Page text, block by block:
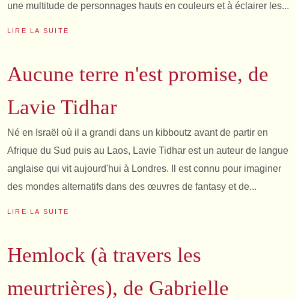
une multitude de personnages hauts en couleurs et à éclairer les...
LIRE LA SUITE
Aucune terre n'est promise, de
Lavie Tidhar
Né en Israël où il a grandi dans un kibboutz avant de partir en
Afrique du Sud puis au Laos, Lavie Tidhar est un auteur de langue
anglaise qui vit aujourd'hui à Londres. Il est connu pour imaginer
des mondes alternatifs dans des œuvres de fantasy et de...
LIRE LA SUITE
Hemlock (à travers les
meurtrières), de Gabrielle